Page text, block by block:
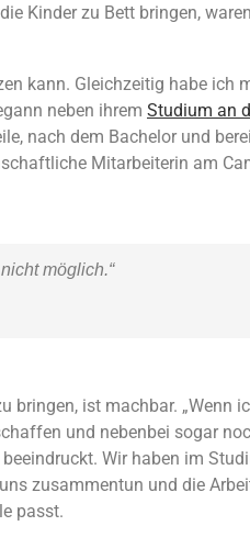
Kinder zu Bett bringen,
kann. Gleichzeitig habe ich
neben ihrem Studium an
nach dem Bachelor und
Mitarbeiterin am
möglich.“
bringen, ist machbar. „Wenn
und nebenbei sogar
Wir haben im
zusammentun und die
passt.